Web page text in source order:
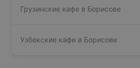
Грузинские кафе в Борисове
Узбекские кафе в Борисове